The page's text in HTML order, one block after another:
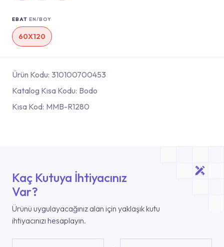
EBAT EN/BOY
60X120
Ürün Kodu: 310100700453
Katalog Kısa Kodu: Bodo
Kısa Kod: MMB-R1280
Kaç Kutuya İhtiyacınız
Var?
Ürünü uygulayacağınız alan için yaklaşık kutu
ihtiyacınızı hesaplayın.